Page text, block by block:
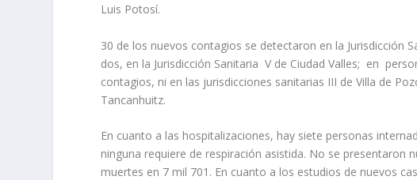
Luis Potosí.
30 de los nuevos contagios se detectaron en la Jurisdicción
dos, en la Jurisdicción Sanitaria V de Ciudad Valles; en
contagios, ni en las jurisdicciones sanitarias III de Villa de
Tancanhuitz.
En cuanto a las hospitalizaciones, hay siete personas
ninguna requiere de respiración asistida. No se presentaron
muertes en 7 mil 701. En cuanto a los estudios de nuevos